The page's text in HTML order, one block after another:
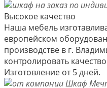
Высокое качество
Наша мебель
европейском
производстве в г.
контролировать
Изготовление от 5 дней.